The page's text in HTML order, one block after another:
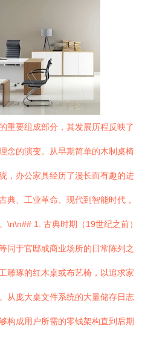
重要组成部分，其发展历程反映了
念的演变。从早期简单的木制桌椅
，办公家具经历了漫长而有趣的进
典、工业革命、现代到智能时代，
\n\n## 1. 古典时期（19世纪之前）
同于官邸或商业场所的日常陈列之
雕琢的红木桌或布艺椅，以追求家
从庞大桌文件系统的大量储存日志
构成用户所需的零钱架构直到后期